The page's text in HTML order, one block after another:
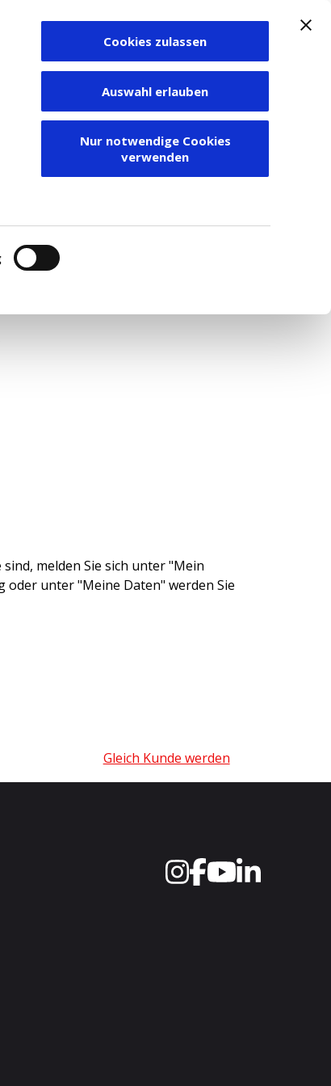
Cookies zulassen
Auswahl erlauben
Nur notwendige Cookies
verwenden
Zum Depot
melden Sie sich unter "Mein
unter "Meine Daten" werden Sie
Gleich Kunde werden